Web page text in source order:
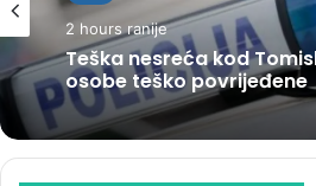
2 hours ranije
Teška nesreća kod
osobe teško povrijeđene